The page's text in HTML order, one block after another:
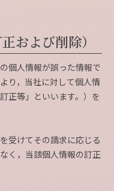
および削除）
個人情報が誤った情報で
り，当社に対して個人情
正等」といいます。）を
受けてその請求に応じる
く，当該個人情報の訂正